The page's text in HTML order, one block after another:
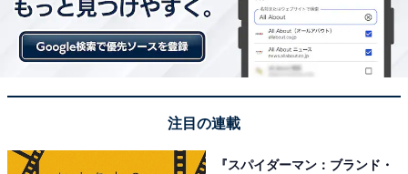
注目の連載
『スパイダーマン：ブランド・